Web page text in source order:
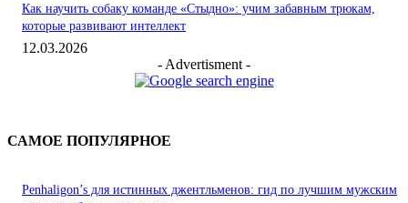
Как научить собаку команде «Стыдно»: учим забавным трюкам,
которые развивают интеллект
12.03.2026
- Advertisment -
САМОЕ ПОПУЛЯРНОЕ
Penhaligon’s для истинных джентльменов: гид по лучшим мужским